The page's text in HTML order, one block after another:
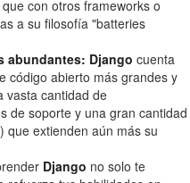
con otros frameworks o
a su filosofía "batteries
abundantes: Django cuenta
código abierto más grandes y
vasta cantidad de
de soporte y una gran cantidad
que extienden aún más su
Django no solo te